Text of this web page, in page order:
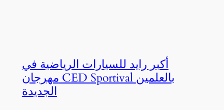
أكبر رايد للسيارات الرياضية في
مهرجان CED Sportival بالعلمين
الجديدة